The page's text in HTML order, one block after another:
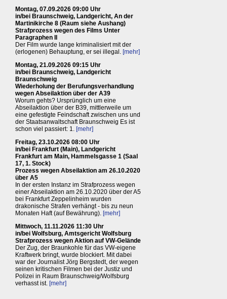
Montag, 07.09.2026 09:00 Uhr
in/bei Braunschweig, Landgericht, An der
Martinikirche 8 (Raum siehe Aushang)
Strafprozess wegen des Films Unter
Paragraphen II
Der Film wurde lange kriminalisiert mit der
(erlogenen) Behauptung, er sei illegal. [mehr]
Montag, 21.09.2026 09:15 Uhr
in/bei Braunschweig, Landgericht
Braunschweig
Wiederholung der Berufungsverhandlung
wegen Abseilaktion über der A39
Worum gehts? Ursprünglich um eine
Abseilaktion über der B39, mittlerweile um
eine gefestigte Feindschaft zwischen uns und
der Staatsanwaltschaft Braunschweig Es ist
schon viel passiert: 1. [mehr]
Freitag, 23.10.2026 08:00 Uhr
in/bei Frankfurt (Main), Landgericht
Frankfurt am Main, Hammelsgasse 1 (Saal
17, 1. Stock)
Prozess wegen Abseilaktion am 26.10.2020
über A5
In der ersten Instanz im Strafprozess wegen
einer Abseilaktion am 26.10.2020 über der A5
bei Frankfurt Zeppelinheim wurden
drakonische Strafen verhängt - bis zu neun
Monaten Haft (auf Bewährung). [mehr]
Mittwoch, 11.11.2026 11:30 Uhr
in/bei Wolfsburg, Amtsgericht Wolfsburg
Strafprozess wegen Aktion auf VW-Gelände
Der Zug, der Braunkohle für das VW-eigene
Kraftwerk bringt, wurde blockiert. Mit dabei
war der Journalist Jörg Bergstedt, der wegen
seinen kritischen Filmen bei der Justiz und
Polizei in Raum Braunschweig/Wolfsburg
verhasst ist. [mehr]